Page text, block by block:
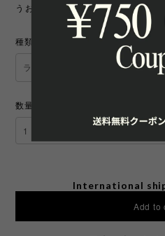
うお願いいたします。
種類
数量
International
Add to